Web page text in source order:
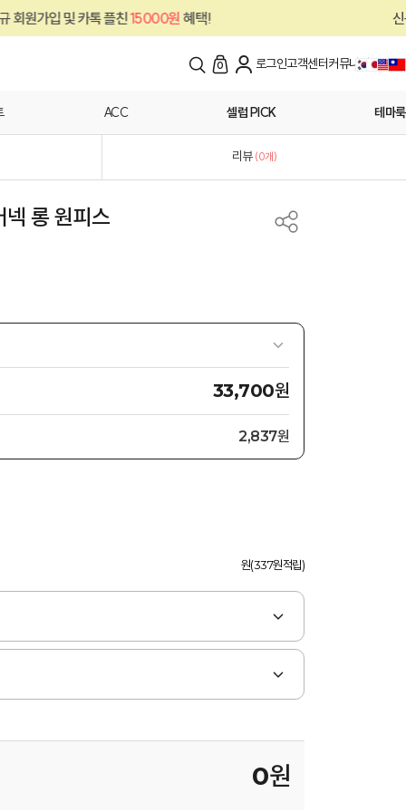
15000원혜택! 신규 회원가입 및 카톡 플
0 로그인고객센터커뮤니티
ACC 셀럽 PICK 테마룩
리뷰 (0개)
넥 롱 원피스
33,700원
2,837원
원(337원적립)
0원